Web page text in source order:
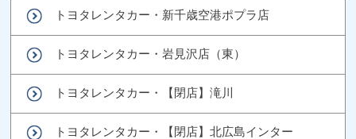
トヨタレンタカー・新千歳空港ポプラ店
トヨタレンタカー・岩見沢店（東）
トヨタレンタカー・【閉店】滝川
トヨタレンタカー・【閉店】北広島インター